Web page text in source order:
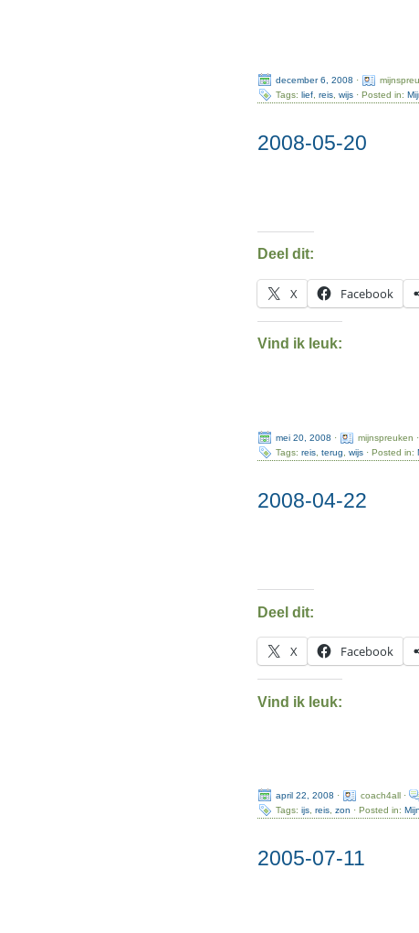
december 6, 2008 ·
Tags:lief ,reis ,wijs · Posted in:
2008-05-20
Deel dit:
X Facebook
Vind ik leuk:
mei 20, 2008 · mijnspreuken
Tags:reis ,terug ,wijs · Posted in:
2008-04-22
Deel dit:
X Facebook
Vind ik leuk:
april 22, 2008 · coach4all ·
Tags:ijs ,reis ,zon · Posted in:
2005-07-11